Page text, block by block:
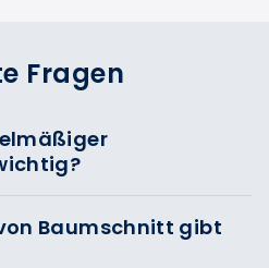
Fragen
Baumschnitt gibt